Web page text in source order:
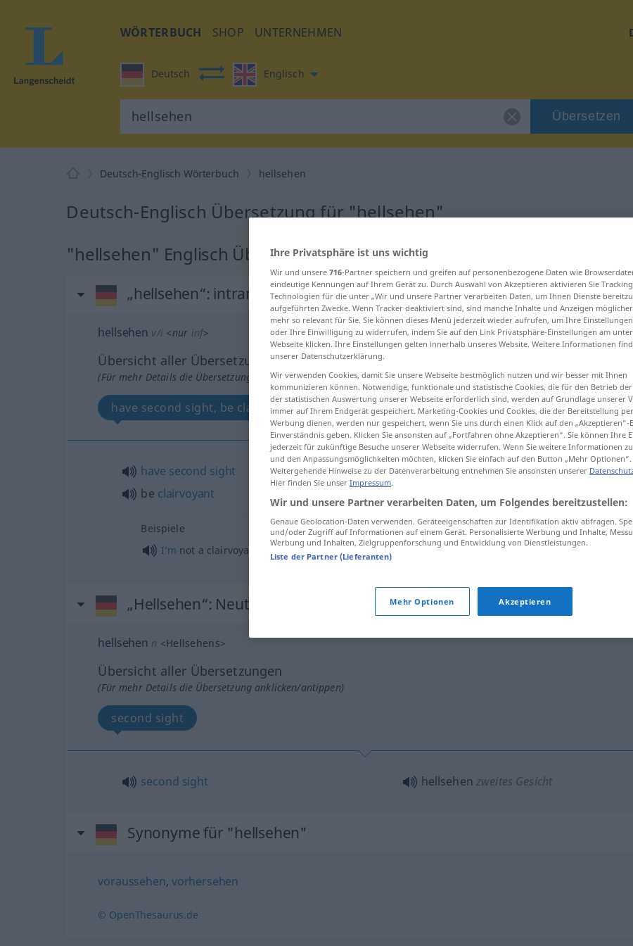
WÖRTERBUCH SHOP UNTERNEHMEN
Deutsch Englisch
Übersetzen
Deutsch-Englisch Wörterbuch hellsehen
Deutsch-Englisch Übersetzung für "hellsehen"
"hellsehen" Englisch Übersetzung
„hellsehen“: intransitives Verb
hellsehen v/i <nur inf>
Übersicht aller Übersetzungen
(Für mehr Details die Übersetzung anklicken/antippen)
have second sight, be clairvoyant
have second sight
be clairvoyant
hellsehen
Beispiele
I’m not a clairvoyant ich kann nicht hellsehen
„Hellsehen“: Neutrum
hellsehen n <Hellsehens>
Übersicht aller Übersetzungen
(Für mehr Details die Übersetzung anklicken/antippen)
second sight
second sight hellsehen zweites Gesicht
Synonyme für "hellsehen"
voraussehen, vorhersehen
© OpenThesaurus.de
Ihre Privatsphäre ist uns wichtig
Wir und unsere 716-Partner speichern und greifen auf personenbezogene Daten wie
eindeutige Kennungen auf Ihrem Gerät zu. Durch Auswahl von Akzeptieren aktivieren Sie
Technologien für die unter „Wir und unsere Partner verarbeiten Daten, um Ihnen Dienste
aufgeführten Zwecke. Wenn Tracker deaktiviert sind, sind manche Inhalte und Anzeigen
mehr so relevant für Sie. Sie können dieses Menü jederzeit wieder aufrufen, um Ihre
oder Ihre Einwilligung zu widerrufen, indem Sie auf den Link Privatsphäre-Einstellungen am
Webseite klicken. Ihre Einstellungen gelten innerhalb unseres Website. Weitere Informationen
unserer Datenschutzerklärung.
Wir verwenden Cookies, damit Sie unsere Webseite bestmöglich nutzen und wir besser mit Ihnen
kommunizieren können. Notwendige, funktionale und statistische Cookies, die für den Betrieb
der statistischen Auswertung unserer Webseite erforderlich sind, werden auf Grundlage unserer
immer auf Ihrem Endgerät gespeichert. Marketing-Cookies und Cookies, die der Bereitstellung
Werbung dienen, werden nur gespeichert, wenn Sie uns durch einen Klick auf den
Einverständnis geben. Klicken Sie ansonsten auf „Fortfahren ohne Akzeptieren“. Sie können Ihre
jederzeit für zukünftige Besuche unserer Webseite widerrufen. Wenn Sie weitere Informationen
und den Anpassungsmöglichkeiten möchten, klicken Sie einfach auf den Button „Mehr Optionen“.
Weitergehende Hinweise zu der Datenverarbeitung entnehmen Sie ansonsten unserer
Hier finden Sie unser Impressum.
Wir und unsere Partner verarbeiten Daten, um Folgendes bereitzustellen:
Genaue Geolocation-Daten verwenden. Geräteeigenschaften zur Identifikation aktiv abfragen.
und/oder Zugriff auf Informationen auf einem Gerät. Personalisierte Werbung und Inhalte,
Werbung und Inhalten, Zielgruppenforschung und Entwicklung von Dienstleistungen.
Liste der Partner (Lieferanten)
Mehr Optionen Akzeptieren